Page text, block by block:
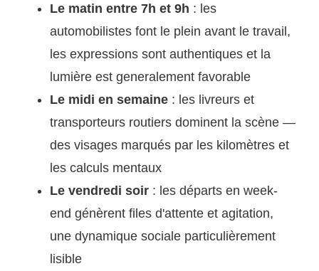
Le matin entre 7h et 9h : les
automobilistes font le plein avant le travail,
les expressions sont authentiques et la
lumière est generalement favorable
Le midi en semaine : les livreurs et
transporteurs routiers dominent la scène —
des visages marqués par les kilomètres et
les calculs mentaux
Le vendredi soir : les départs en week-
end génèrent files d'attente et agitation,
une dynamique sociale particulièrement
lisible